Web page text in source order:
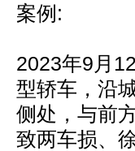
案例:
2023年9月
型轿车，沿
侧处，与前
致两车损、